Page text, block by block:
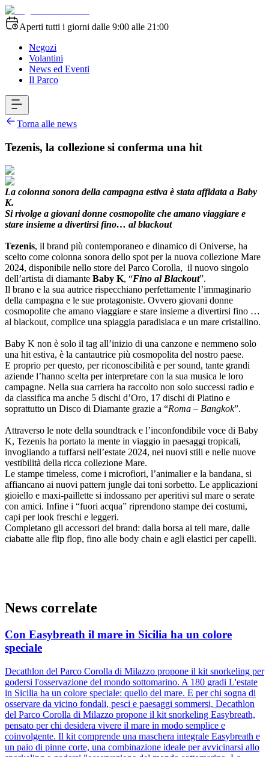
Aperti tutti i giorni dalle 9:00 alle 21:00
Negozi
Volantini
News ed Eventi
Il Parco
Torna alle news
Tezenis, la collezione si conferma una hit
La colonna sonora della campagna estiva è stata affidata a Baby
K.
Si rivolge a giovani donne cosmopolite che amano viaggiare e
stare insieme a divertirsi fino… al blackout
Tezenis, il brand più contemporaneo e dinamico di Oniverse, ha
scelto come colonna sonora dello spot per la nuova collezione Mare
2024, disponibile nello store del Parco Corolla, il nuovo singolo
dell’artista di diamante Baby K, “Fino al Blackout”.
Il brano e la sua autrice rispecchiano perfettamente l’immaginario
della campagna e le sue protagoniste. Ovvero giovani donne
cosmopolite che amano viaggiare e stare insieme a divertirsi fino …
al blackout, complice una spiaggia paradisiaca e un mare cristallino.
Baby K non è solo il tag all’inizio di una canzone e nemmeno solo
una hit estiva, è la cantautrice più cosmopolita del nostro paese.
E proprio per questo, per riconoscibilità e per sound, tante grandi
aziende l’hanno scelta per interpretare con la sua musica le loro
campagne. Nella sua carriera ha raccolto non solo successi radio e
da classifica ma anche 5 dischi d’Oro, 17 dischi di Platino e
soprattutto un Disco di Diamante grazie a “Roma – Bangkok”.
Attraverso le note della soundtrack e l’inconfondibile voce di Baby
K, Tezenis ha portato la mente in viaggio in paesaggi tropicali,
invogliando a tuffarsi nell’estate 2024, nei nuovi stili e nelle nuove
vestibilità della ricca collezione Mare.
Le stampe timeless, come i microfiori, l’animalier e la bandana, si
affiancano ai nuovi pattern jungle dai toni sorbetto. Le applicazioni
gioiello e maxi-paillette si indossano per aperitivi sul mare o serate
con amici. Infine i “fuori acqua” riprendono stampe dei costumi,
capi per look freschi e leggeri.
Completano gli accessori del brand: dalla borsa ai teli mare, dalle
ciabatte alle flip flop, fino alle body chain e agli elastici per capelli.
News correlate
Con Easybreath il mare in Sicilia ha un colore
speciale
Decathlon del Parco Corolla di Milazzo propone il kit snorkeling per
godersi l'osservazione del mondo sottomarino. A 180 gradi L'estate
in Sicilia ha un colore speciale: quello del mare. E per chi sogna di
osservare da vicino fondali, pesci e paesaggi sommersi, Decathlon
del Parco Corolla di Milazzo propone il kit snorkeling Easybreath,
pensato per chi desidera vivere il mare in modo semplice e
coinvolgente. Il kit comprende una maschera integrale Easybreath e
un paio di pinne corte, una combinazione ideale per avvicinarsi allo